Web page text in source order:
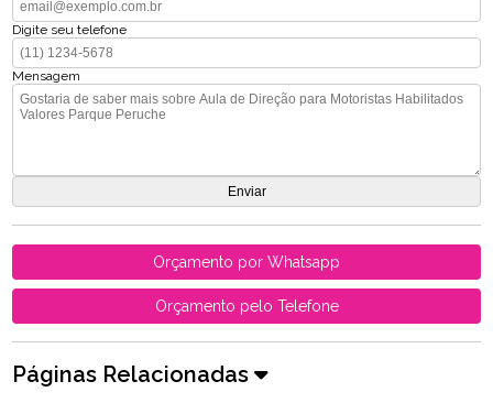
Digite seu telefone
Mensagem
Orçamento por Whatsapp
Orçamento pelo Telefone
Páginas Relacionadas